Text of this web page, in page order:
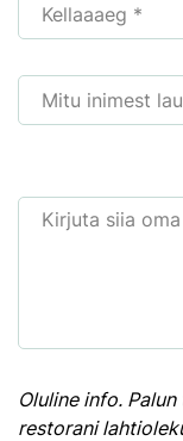
Oluline info.
restorani